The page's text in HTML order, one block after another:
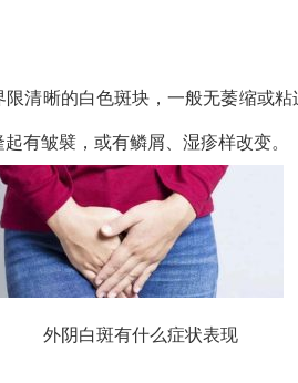
清晰的白色斑块，一般无萎缩或
有皱襞，或有鳞屑、湿疹样改变。
外阴白斑有什么症状表现